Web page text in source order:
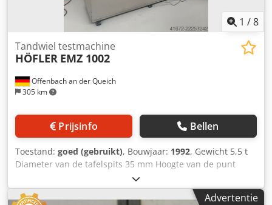
1 /8
Offenbach an der Queich
305 km
Tandwiel testmachine
HÖFLER EMZ 1002
Prijsinfo Bellen
Toestand: goed (gebruikt), Bouwjaar: 1992, Gewicht 5,5 t
Diameter van de tafelspits 35 mm Hoogte van de punt
boven de tafel 75 mm Diameter van de tegenpunt 50 mm
Slag van de tegenpunt 40 mm Cjdpfozidz Isx Adperf Min.
afstand tussen de punten 20 mm Meethoogte boven tafel
Advertentie